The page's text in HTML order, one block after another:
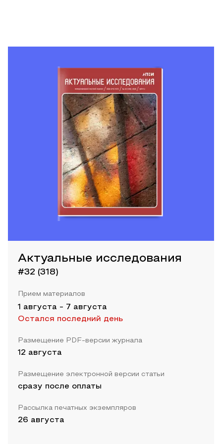
Актуальные исследования
#32 (318)
Прием материалов
1 августа - 7 августа
Остался последний день
Размещение PDF-версии журнала
12 августа
Размещение электронной версии статьи
сразу после оплаты
Рассылка печатных экземпляров
26 августа